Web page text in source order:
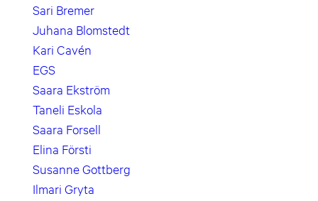
Sari Bremer
Juhana Blomstedt
Kari Cavén
EGS
Saara Ekström
Taneli Eskola
Saara Forsell
Elina Försti
Susanne Gottberg
Ilmari Gryta